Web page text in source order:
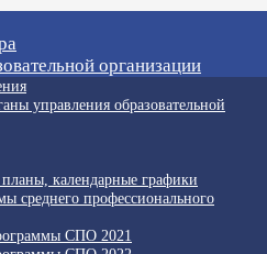
организации
управления образовательной
календарные графики
среднего профессионального
СПО 2021